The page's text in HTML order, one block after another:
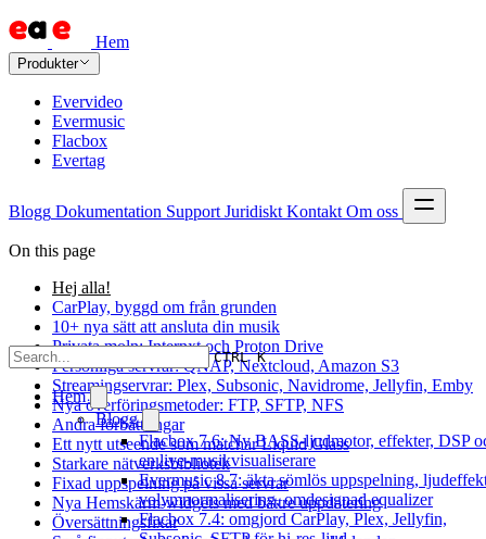
Hem
Produkter
Evervideo
Evermusic
Flacbox
Evertag
Blogg Dokumentation Support Juridiskt Kontakt Om oss
CTRL K
Hem
Blogg
Flacbox 7.6: Ny BASS-ljudmotor, effekter, DSP
en live-musikvisualiserare
Evermusic 8.7: äkta sömlös uppspelning,
volymnormalisering, omdesignad equalizer
Flacbox 7.4: omgjord CarPlay, Plex, Jellyfin,
On this page
Hej alla!
CarPlay, byggd om från grunden
10+ nya sätt att ansluta din musik
Privata moln: Internxt och Proton Drive
Personliga servrar: QNAP, Nextcloud, Amazon S3
Streamingservrar: Plex, Subsonic, Navidrome, Jellyfin, Emby
Nya överföringsmetoder: FTP, SFTP, NFS
Andra förbättringar
Ett nytt utseende som matchar Liquid Glass
Starkare nätverksbibliotek
Fixad uppspelning på vissa servrar
Nya Hemskärm-widgets med bättre uppdatering
Översättningsfixar